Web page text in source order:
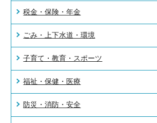
税金・保険・年金
ごみ・上下水道・環境
子育て・教育・スポーツ
福祉・保健・医療
防災・消防・安全